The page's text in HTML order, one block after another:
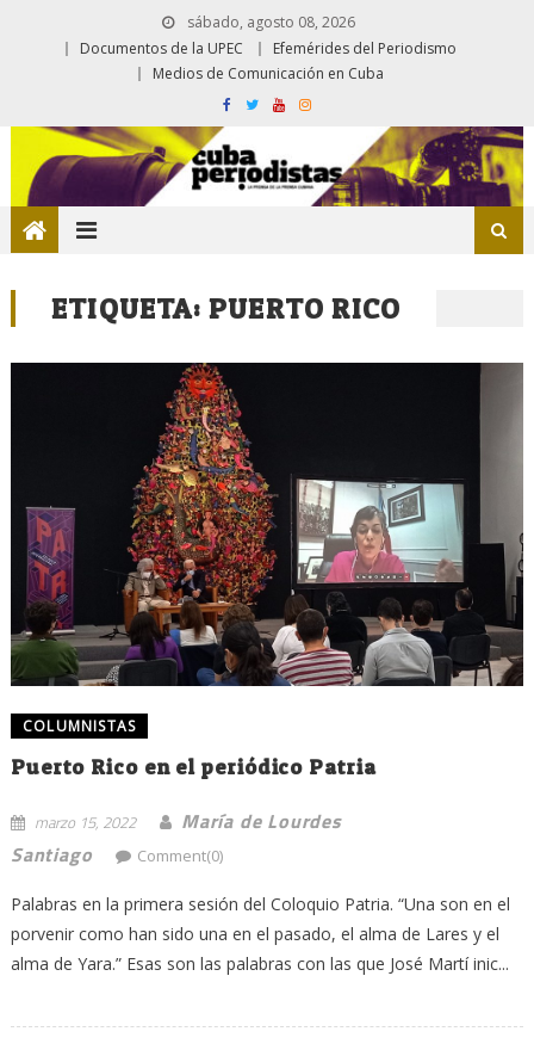
sábado, agosto 08, 2026
Documentos de la UPEC
Efemérides del Periodismo
Medios de Comunicación en Cuba
ETIQUETA: PUERTO RICO
COLUMNISTAS
Puerto Rico en el periódico Patria
marzo 15, 2022
María de Lourdes
Santiago
Comment(0)
Palabras en la primera sesión del Coloquio Patria. “Una son en el
porvenir como han sido una en el pasado, el alma de Lares y el
alma de Yara.” Esas son las palabras con las que José Martí inic...